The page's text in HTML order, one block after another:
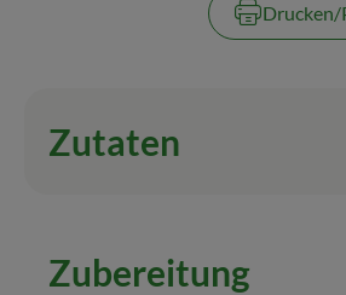
Drucken​/​
Zutaten
Zubereitung